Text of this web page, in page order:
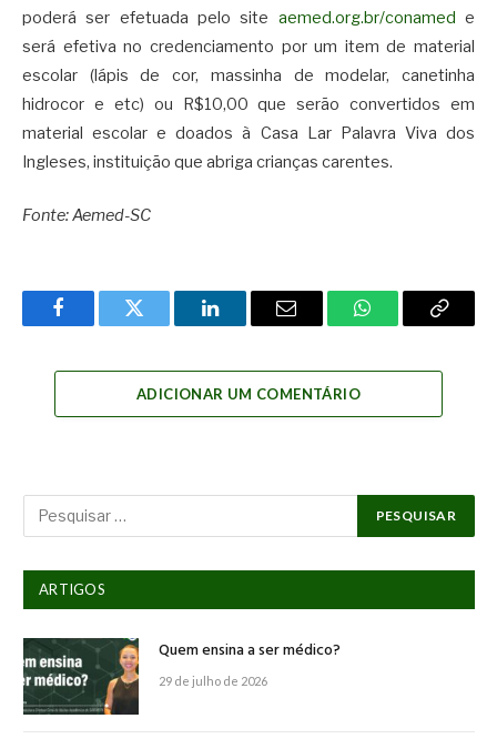
poderá ser efetuada pelo site aemed.org.br/conamed e
será efetiva no credenciamento por um item de material
escolar (lápis de cor, massinha de modelar, canetinha
hidrocor e etc) ou R$10,00 que serão convertidos em
material escolar e doados à Casa Lar Palavra Viva dos
Ingleses, instituição que abriga crianças carentes.
Fonte: Aemed-SC
FacebookTwitter LinkedInEmail WhatsAppCopy
ADICIONAR UM COMENTÁRIO
ARTIGOS
Quem ensina a ser médico?
29 de julho de 2026